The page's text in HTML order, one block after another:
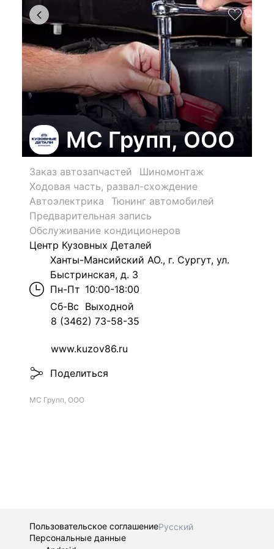
МС Групп, ООО
Заказ автозапчастей
Шиномонтаж
Ходовая часть, развал-схождение
Автоэлектрика
Тюнинг автомобилей
Предварительная запись
Обслуживание кондиционеров
Центр Кузовных Деталей
Ханты-Мансийский АО., г. Сургут, ул.
Быстринская, д. 3
Пн-Пт 10:00-18:00
Сб-Вс Выходной
8 (3462) 73-58-35
www.kuzov86.ru
Поделиться
МС Групп, ООО
Пользовательское соглашениеРусский
Персональные данные